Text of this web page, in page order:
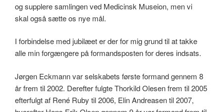
og supplere samlingen ved Medicinsk Museion, men vi
skal også sætte os nye mål.
I forbindelse med jubilæet er der for mig grund til at takke
alle min forgængere på formandsposten for deres indsats.
Jørgen Eckmann var selskabets første formand gennem 8
år frem til 2002. Derefter fulgte Thorkild Olesen frem til 2005
efterfulgt af René Ruby til 2006, Elin Andreasen til 2007,